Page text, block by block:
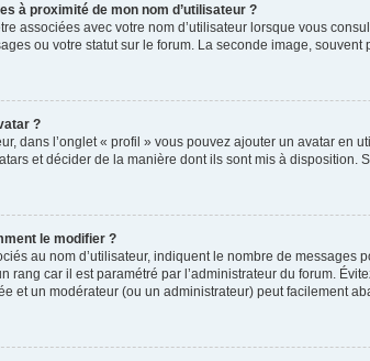
à proximité de mon nom d’utilisateur ?
associées avec votre nom d’utilisateur lorsque vous
ou votre statut sur le forum. La seconde image,
?
dans l’onglet « profil » vous pouvez ajouter un avatar en
et décider de la manière dont ils sont mis à disposition.
le modifier ?
au nom d’utilisateur, indiquent le nombre de
rang car il est paramétré par l’administrateur du forum.
et un modérateur (ou un administrateur) peut facilement